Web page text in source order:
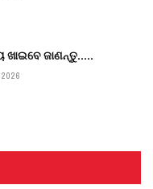
ଖାଇବେ ଜାଣନ୍ତୁ.....